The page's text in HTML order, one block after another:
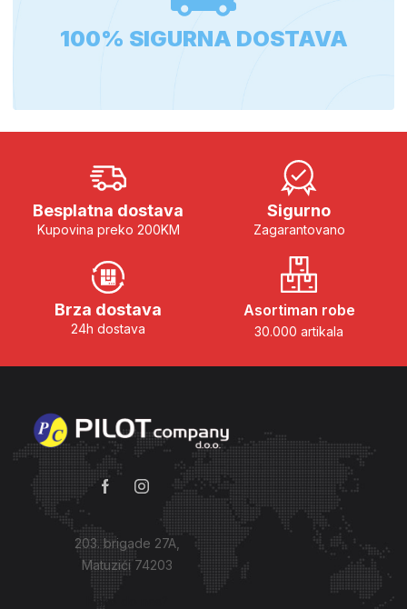
100% SIGURNA DOSTAVA
Besplatna dostava
Kupovina preko 200KM
Sigurno
Zagarantovano
Brza dostava
24h dostava
Asortiman robe
30.000 artikala
203. brigade 27A,
Matuzići 74203
Kako do nas?